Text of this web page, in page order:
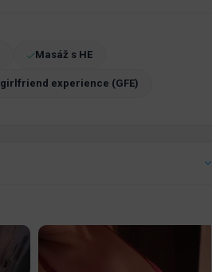
Masáž s HE
girlfriend experience (GFE)